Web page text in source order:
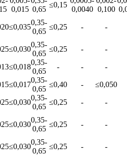
0,015 0,65
≤0,15
0,0040 0,100
≤0,035
0,35-
0,65
≤0,25 - -
≤0,030
0,35-
0,65
≤0,25 - -
≤0,018
0,35-
0,65
- -
-
≤0,017
0,35-
0,65
≤0,40 -
≤0,050
≤0,030
0,35-
0,65
≤0,25 -
-
≤0,030
0,35-
0,65
≤0,25 - -
≤0,030
0,35-
0,65
≤0,25 - -